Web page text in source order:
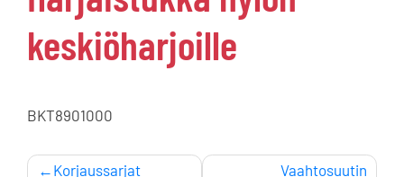
keskiöharjoille
BKT8901000
Artikkelien
Korjaussarjat
Vaahtosuutin